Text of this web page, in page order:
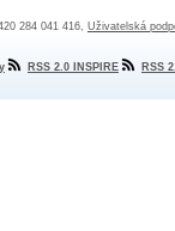
284 041 416, Uživatelská
RSS 2.0 INSPIRE RSS